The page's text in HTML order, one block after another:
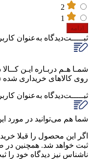
ادامه
ثبـــــت‌دیدگاه به‌عنوان کاربر
شمـا هـم دربـاره ایـن کــالا
روی کالاهای خریداری شده ۵ امتیاز دریافت کنید.
ثبـــــت‌دیدگاه به‌عنوان کاربر
شما هم می‌توانید در مورد
اگر این محصول را قبلا
ثبت خواهد شد. همچنین در
ناشناس نیز دیدگاه خود را